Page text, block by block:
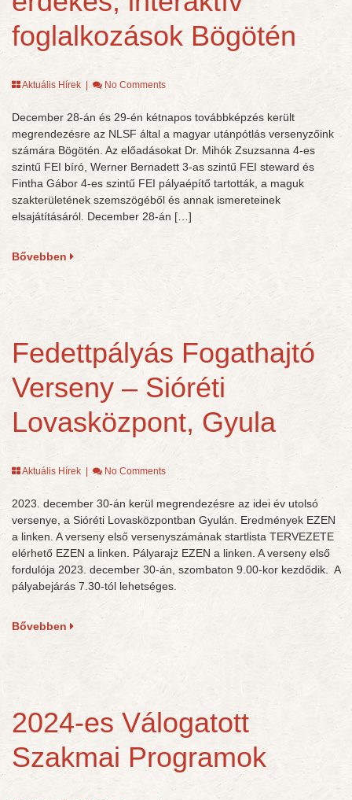
foglalkozások Bögötén
Aktuális Hírek No Comments
December 28-án és 29-én kétnapos továbbképzés került
megrendezésre az NLSF által a magyar utánpótlás versenyzőink
számára Bögötén. Az előadásokat Dr. Mihók Zsuzsanna 4-es
szintű FEI bíró, Werner Bernadett 3-as szintű FEI steward és
Fintha Gábor 4-es szintű FEI pályaépítő tartották, a maguk
szakterületének szemszögéből és annak ismereteinek
elsajátításáról. December 28-án […]
Bővebben
Fedettpályás Fogathajtó
Verseny – Sióréti
Lovasközpont, Gyula
Aktuális Hírek No Comments
2023. december 30-án kerül megrendezésre az idei év utolsó
versenye, a Sióréti Lovasközpontban Gyulán. Eredmények EZEN
a linken. A verseny első versenyszámának startlista TERVEZETE
elérhető EZEN a linken. Pályarajz EZEN a linken. A verseny első
fordulója 2023. december 30-án, szombaton 9.00-kor kezdődik. A
pályabejárás 7.30-tól lehetséges.
Bővebben
2024-es Válogatott
Szakmai Programok